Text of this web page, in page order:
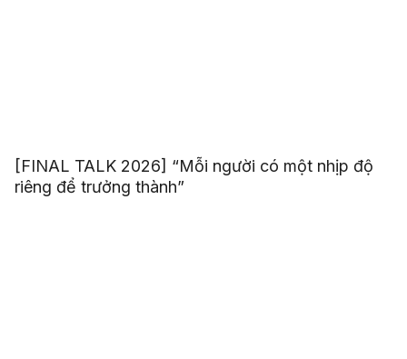
[FINAL TALK 2026] “Mỗi người có một nhịp độ
riêng để trưởng thành”